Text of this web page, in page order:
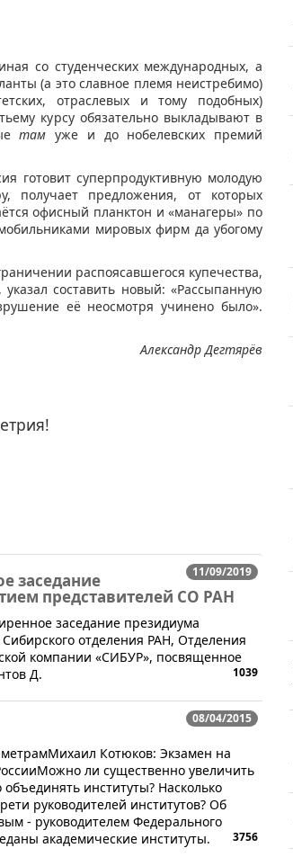
со студенческих международных, а
(а это славное племя неистребимо)
отраслевых и тому подобных)
курсу обязательно выкладывают в
там уже и до нобелевских премий
готовит суперпродуктивную молодую
получает предложения, от которых
офисный планктон и «манагеры» по
мировых фирм да убогому
распоясавшегося купечества,
составить новый: «Рассыпанную
её неосмотря учинено было».
Александр Дегтярёв
11/09/2019
заседание
представителей СО РАН
заседание президиума
отделения РАН, Отделения
компании «СИБУР», посвященное
Д.
1039
08/04/2015
Котюков: Экзамен на
ли существенно увеличить
институты? Насколько
руководителей институтов? Об
- руководителем Федерального
академические институты.
3756